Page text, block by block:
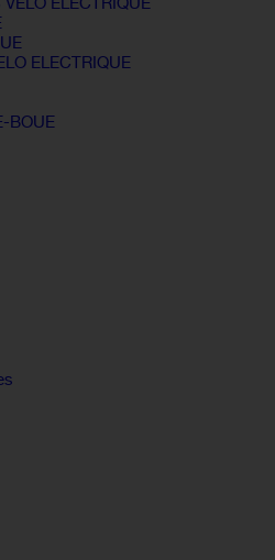
ELECTRIQUE
BOUE